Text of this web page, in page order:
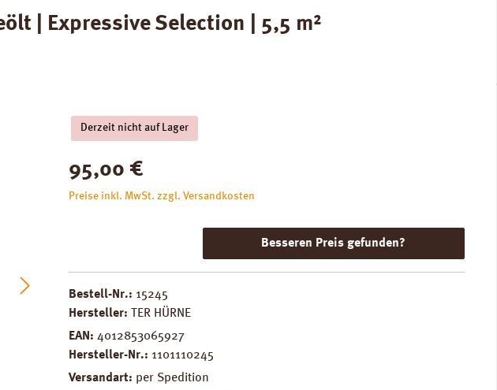
| Expressive Selection | 5,5 m²
Derzeit nicht auf Lager
Regulärer Preis:
95,00 €
Preise inkl. MwSt. zzgl. Versandkosten
Besseren Preis gefunden?
Bestell-Nr.: 15245
Hersteller:
TER HÜRNE
EAN: 4012853065927
Hersteller-Nr.: 1101110245
Versandart: per Spedition